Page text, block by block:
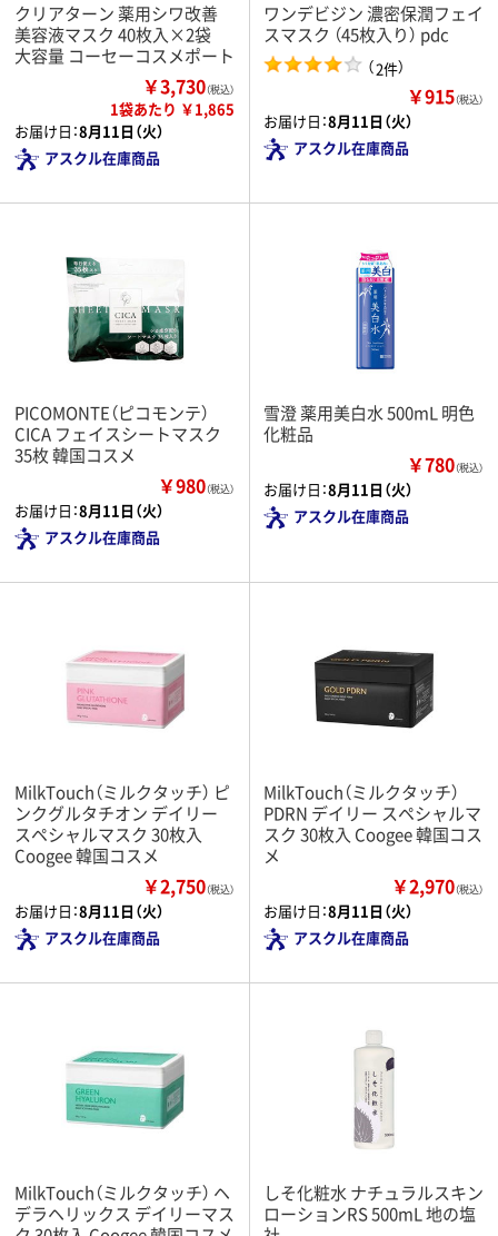
クリアターン 薬用シワ改善
美容液マスク 40枚入×2袋
大容量 コーセーコスメポート
￥3,730（税込）
1袋あたり ￥1,865
お届け日：8月11日（火）
アスクル在庫商品
ワンデビジン 濃密保潤フェイ
スマスク （45枚入り） pdc
（2件）
￥915（税込）
お届け日：8月11日（火）
アスクル在庫商品
PICOMONTE（ピコモンテ）
CICA フェイスシートマスク
35枚 韓国コスメ
￥980（税込）
お届け日：8月11日（火）
アスクル在庫商品
雪澄 薬用美白水 500mL 明色
化粧品
￥780（税込）
お届け日：8月11日（火）
アスクル在庫商品
MilkTouch（ミルクタッチ） ピ
ンクグルタチオン デイリー
スペシャルマスク 30枚入
Coogee 韓国コスメ
￥2,750（税込）
お届け日：8月11日（火）
アスクル在庫商品
MilkTouch（ミルクタッチ）
PDRN デイリー スペシャルマ
スク 30枚入 Coogee 韓国コス
メ
￥2,970（税込）
お届け日：8月11日（火）
アスクル在庫商品
MilkTouch（ミルクタッチ） ヘ
デラヘリックス デイリーマス
しそ化粧水 ナチュラルスキン
ローションRS 500mL 地の塩